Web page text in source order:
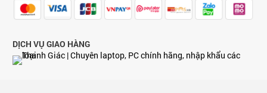
DỊCH VỤ GIAO HÀNG